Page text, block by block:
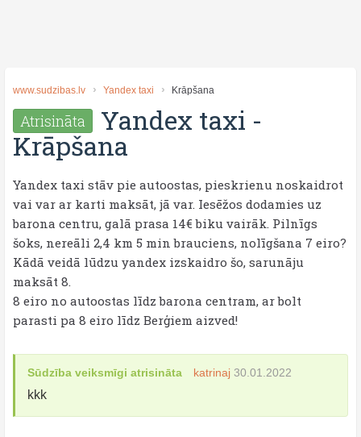
www.sudzibas.lv Yandex taxi Krāpšana
Atrisināta Yandex taxi -
Krāpšana
Yandex taxi stāv pie autoostas, pieskrienu noskaidrot
vai var ar karti maksāt, jā var. Iesēžos dodamies uz
barona centru, galā prasa 14€ biku vairāk. Pilnīgs
šoks, nereāli 2,4 km 5 min brauciens, nolīgšana 7 eiro?
Kādā veidā lūdzu yandex izskaidro šo, sarunāju
maksāt 8.
8 eiro no autoostas līdz barona centram, ar bolt
parasti pa 8 eiro līdz Berģiem aizved!
Sūdzība veiksmīgi atrisināta katrinaj 30.01.2022
kkk